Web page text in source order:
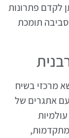
לקדם פתרונות
תומכת
מרכזי בשיח
אתגרים של
מתקדמות,